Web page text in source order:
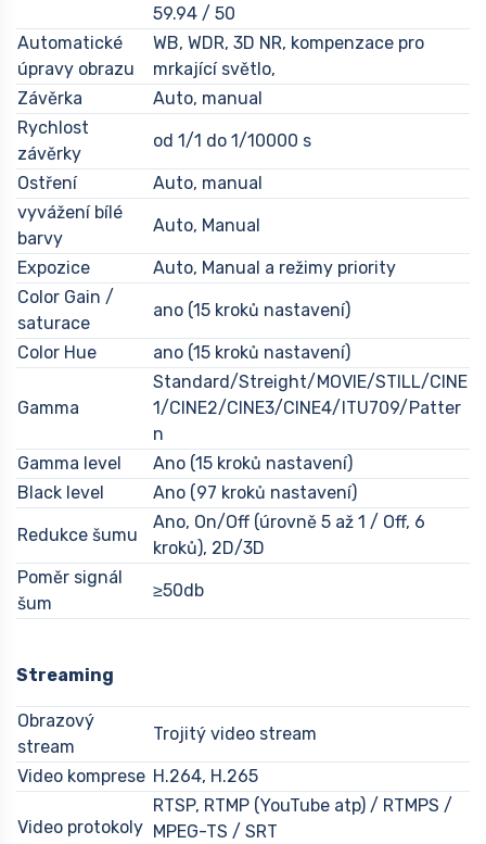
59.94 / 50
Automatické
úpravy obrazu
WB, WDR, 3D NR, kompenzace pro
mrkající světlo,
Závěrka
Auto, manual
Rychlost
závěrky
od 1/1 do 1/10000 s
Ostření
Auto, manual
vyvážení bílé
barvy
Auto, Manual
Expozice
Auto, Manual a režimy priority
Color Gain /
saturace
ano (15 kroků nastavení)
Color Hue ano (15 kroků nastavení)
Gamma
Standard/Streight/MOVIE/STILL/CINE
1/CINE2/CINE3/CINE4/ITU709/Patter
n
Gamma level
Ano (15 kroků nastavení)
Black level
Ano (97 kroků nastavení)
Redukce šumu
Ano, On/Off (úrovně 5 až 1 / Off, 6
kroků), 2D/3D
Poměr signál
šum
≥50db
Streaming
Obrazový
stream
Trojitý video stream
Video komprese H.264, H.265
Video protokoly
RTSP, RTMP (YouTube atp) / RTMPS /
MPEG-TS / SRT